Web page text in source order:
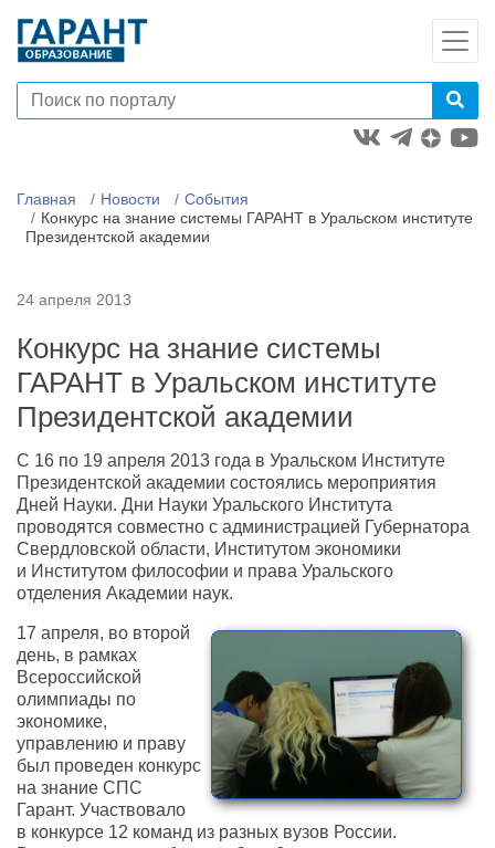
Главная Новости
События
Конкурс на знание системы ГАРАНТ в Уральском институте
Президентской академии
24 апреля 2013
Конкурс на знание системы
ГАРАНТ в Уральском институте
Президентской академии
С 16 по 19 апреля 2013 года в Уральском Институте
Президентской академии состоялись мероприятия
Дней Науки. Дни Науки Уральского Института
проводятся совместно с администрацией Губернатора
Свердловской области, Институтом экономики
и Институтом философии и права Уральского
отделения Академии наук.
17 апреля, во второй
день, в рамках
Всероссийской
олимпиады по
экономике,
управлению и праву
был проведен конкурс
на знание СПС
Гарант. Участвовало
в конкурсе 12 команд из разных вузов России.